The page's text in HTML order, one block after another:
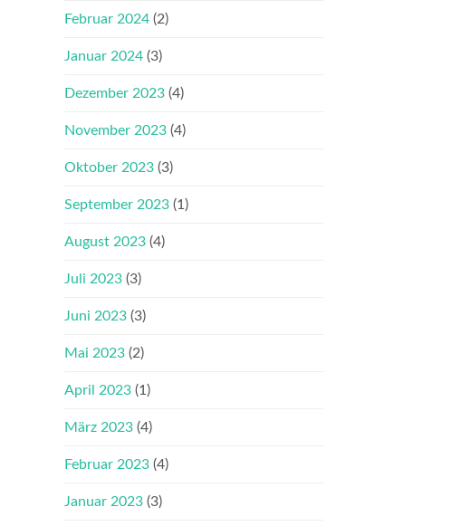
Februar 2024 (2)
Januar 2024 (3)
Dezember 2023 (4)
November 2023 (4)
Oktober 2023 (3)
September 2023 (1)
August 2023 (4)
Juli 2023 (3)
Juni 2023 (3)
Mai 2023 (2)
April 2023 (1)
März 2023 (4)
Februar 2023 (4)
Januar 2023 (3)